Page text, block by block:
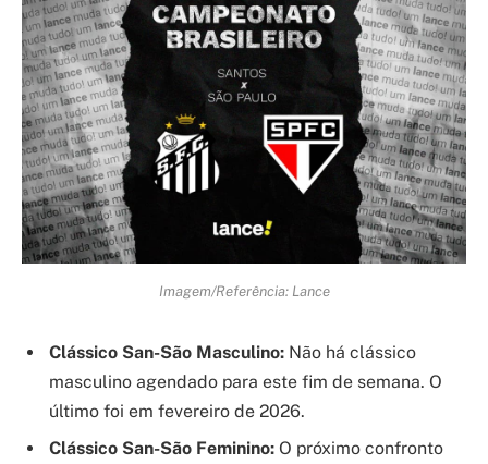
Imagem/Referência: Lance
Clássico San-São Masculino: Não há clássico
masculino agendado para este fim de semana. O
último foi em fevereiro de 2026.
Clássico San-São Feminino: O próximo confronto